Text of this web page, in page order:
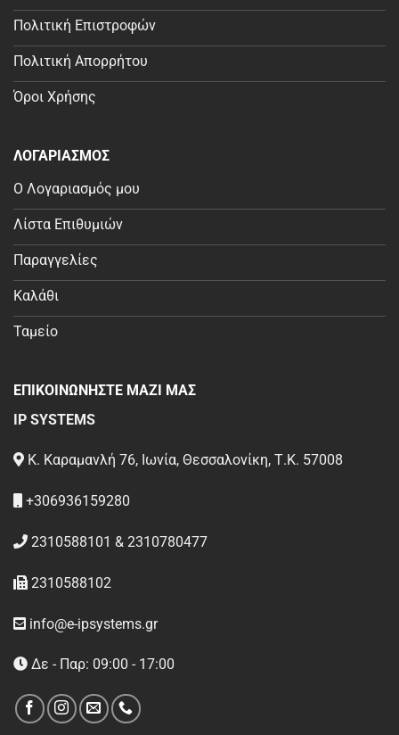
Πολιτική Επιστροφών
Πολιτική Απορρήτου
Όροι Χρήσης
ΛΟΓΑΡΙΑΣΜΟΣ
Ο Λογαριασμός μου
Λίστα Επιθυμιών
Παραγγελίες
Καλάθι
Ταμείο
ΕΠΙΚΟΙΝΩΝΗΣΤΕ ΜΑΖΙ ΜΑΣ
IP SYSTEMS
Κ. Καραμανλή 76, Ιωνία, Θεσσαλονίκη, Τ.Κ. 57008
+306936159280
2310588101 & 2310780477
2310588102
info@e-ipsystems.gr
Δε - Παρ: 09:00 - 17:00